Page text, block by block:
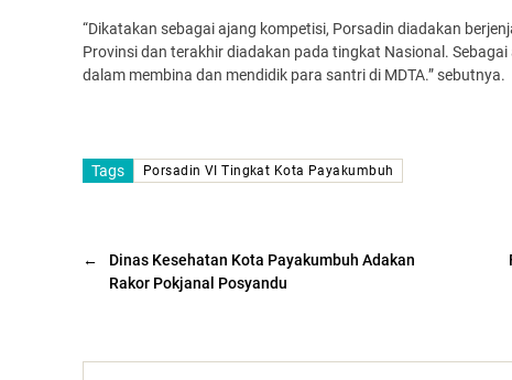
“Dikatakan sebagai ajang kompetisi, Porsadin diadakan
Provinsi dan terakhir diadakan pada tingkat Nasional.
dalam membina dan mendidik para santri di MDTA.” sebutnya.
Tags Porsadin VI Tingkat Kota Payakumbuh
←
Dinas Kesehatan Kota Payakumbuh Adakan
Rakor Pokjanal Posyandu